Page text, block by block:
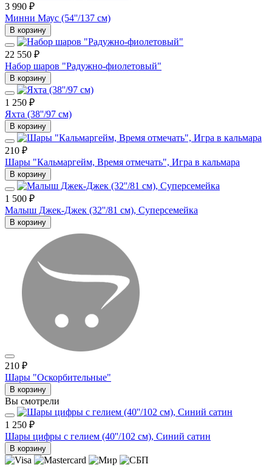
3 990 ₽
Минни Маус (54''/137 см)
В корзину
22 550 ₽
Набор шаров "Радужно-фиолетовый"
В корзину
1 250 ₽
Яхта (38''/97 см)
В корзину
210 ₽
Шары "Кальмаргейм, Время отмечать", Игра в кальмара
В корзину
1 500 ₽
Малыш Джек-Джек (32''/81 см), Суперсемейка
В корзину
210 ₽
Шары "Оскорбительные"
В корзину
Вы смотрели
1 250 ₽
Шары цифры с гелием (40''/102 см), Синий сатин
В корзину